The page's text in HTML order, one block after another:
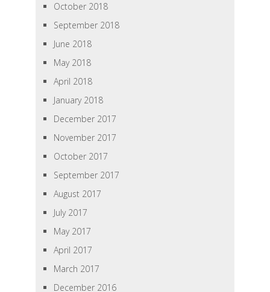
October 2018
September 2018
June 2018
May 2018
April 2018
January 2018
December 2017
November 2017
October 2017
September 2017
August 2017
July 2017
May 2017
April 2017
March 2017
December 2016